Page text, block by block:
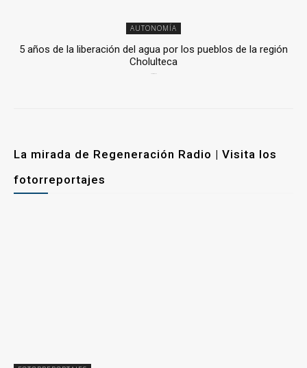
AUTONOMÍA
5 años de la liberación del agua por los pueblos de la región
Cholulteca
La mirada de Regeneración Radio | Visita los
fotorreportajes